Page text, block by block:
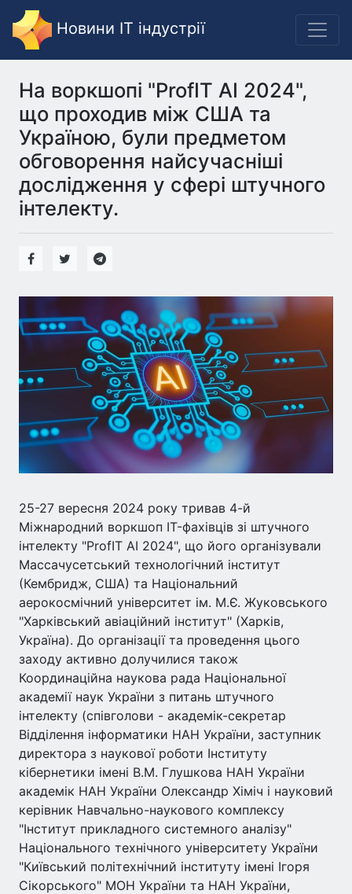
Новини IT індустрії
На воркшопі "ProfIT AI 2024",
що проходив між США та
Україною, були предметом
обговорення найсучасніші
дослідження у сфері штучного
інтелекту.
25-27 вересня 2024 року тривав 4-й
Міжнародний воркшоп IT-фахівців зі штучного
інтелекту "ProfIT AI 2024", що його організували
Массачусетський технологічний інститут
(Кембридж, США) та Національний
аерокосмічний університет ім. М.Є. Жуковського
"Харківський авіаційний інститут" (Харків,
Україна). До організації та проведення цього
заходу активно долучилися також
Координаційна наукова рада Національної
академії наук України з питань штучного
інтелекту (співголови - академік-секретар
Відділення інформатики НАН України, заступник
директора з наукової роботи Інституту
кібернетики імені В.М. Глушкова НАН України
академік НАН України Олександр Хіміч і науковий
керівник Навчально-наукового комплексу
"Інститут прикладного системного аналізу"
Національного технічного університету України
"Київський політехнічний інституту імені Ігоря
Сікорського" МОН України та НАН України,